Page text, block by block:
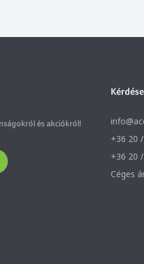
és akciókról!
+36 20
+36 20
Céges